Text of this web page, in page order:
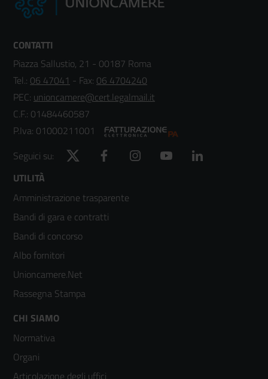
CONTATTI
Piazza Sallustio, 21 - 00187 Roma
Tel.: 06 47041 - Fax: 06 4704240
PEC: unioncamere@cert.legalmail.it
C.F.: 01484460587
P.Iva: 01000211001
Seguici su:
Twitter Facebook Instagram YouTube
Footer
menù
colonna
2
UTILITÀ
Amministrazione trasparente
Bandi di gara e contratti
Bandi di concorso
Albo fornitori
Unioncamere.Net
Rassegna Stampa
Footer
menù
colonna
CHI SIAMO
Normativa
Organi
Articolazione degli uffici